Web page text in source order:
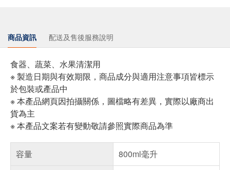
商品資訊 配送及售後服務說明
食器、蔬菜、水果清潔用
※ 製造日期與有效期限，商品成分與適用注意事項皆標示
於包裝或產品中
※ 本產品網頁因拍攝關係，圖檔略有差異，實際以廠商出
貨為主
※ 本產品文案若有變動敬請參照實際商品為準
容量
800ml毫升